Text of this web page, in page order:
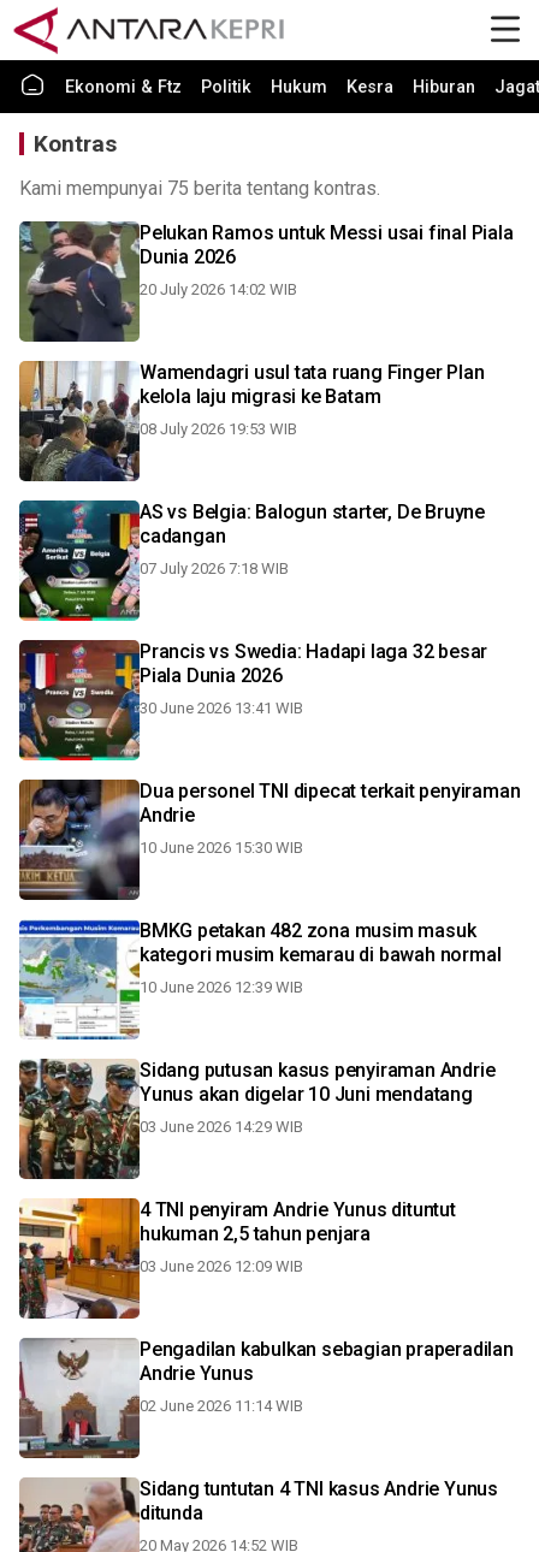
Ekonomi & Ftz Politik Hukum Kesra Hiburan Jagat
Kontras
Kami mempunyai 75 berita tentang kontras.
Pelukan Ramos untuk Messi usai final Piala
Dunia 2026
20 July 2026 14:02 WIB
Wamendagri usul tata ruang Finger Plan
kelola laju migrasi ke Batam
08 July 2026 19:53 WIB
AS vs Belgia: Balogun starter, De Bruyne
cadangan
07 July 2026 7:18 WIB
Prancis vs Swedia: Hadapi laga 32 besar
Piala Dunia 2026
30 June 2026 13:41 WIB
Dua personel TNI dipecat terkait penyiraman
Andrie
10 June 2026 15:30 WIB
BMKG petakan 482 zona musim masuk
kategori musim kemarau di bawah normal
10 June 2026 12:39 WIB
Sidang putusan kasus penyiraman Andrie
Yunus akan digelar 10 Juni mendatang
03 June 2026 14:29 WIB
4 TNI penyiram Andrie Yunus dituntut
hukuman 2,5 tahun penjara
03 June 2026 12:09 WIB
Pengadilan kabulkan sebagian praperadilan
Andrie Yunus
02 June 2026 11:14 WIB
Sidang tuntutan 4 TNI kasus Andrie Yunus
ditunda
20 May 2026 14:52 WIB